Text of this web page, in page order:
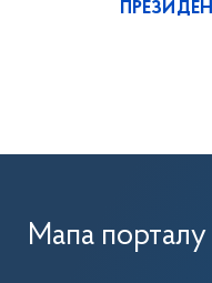
Мапа порталу